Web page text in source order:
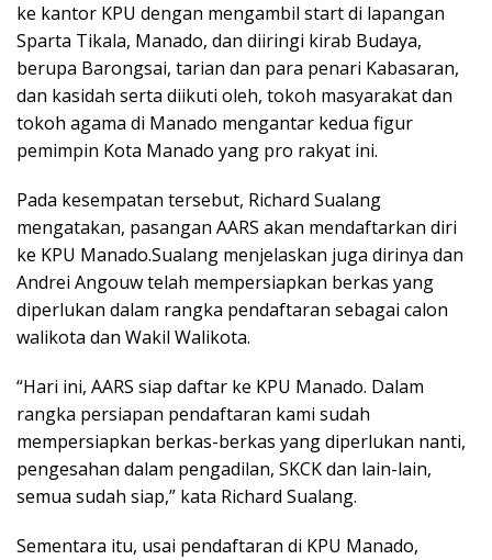
ke kantor KPU dengan mengambil start di lapangan
Sparta Tikala, Manado, dan diiringi kirab Budaya,
berupa Barongsai, tarian dan para penari Kabasaran,
dan kasidah serta diikuti oleh, tokoh masyarakat dan
tokoh agama di Manado mengantar kedua figur
pemimpin Kota Manado yang pro rakyat ini.
Pada kesempatan tersebut, Richard Sualang
mengatakan, pasangan AARS akan mendaftarkan diri
ke KPU Manado.Sualang menjelaskan juga dirinya dan
Andrei Angouw telah mempersiapkan berkas yang
diperlukan dalam rangka pendaftaran sebagai calon
walikota dan Wakil Walikota.
“Hari ini, AARS siap daftar ke KPU Manado. Dalam
rangka persiapan pendaftaran kami sudah
mempersiapkan berkas-berkas yang diperlukan nanti,
pengesahan dalam pengadilan, SKCK dan lain-lain,
semua sudah siap,” kata Richard Sualang.
Sementara itu, usai pendaftaran di KPU Manado,